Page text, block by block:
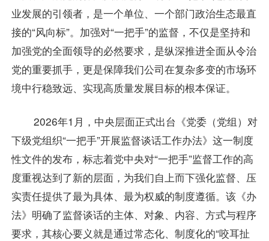
业发展的引领者，是一个单位、一个部门政治生态最直
接的“风向标”。加强对“一把手”的监督，不仅是坚持和
加强党的全面领导的必然要求，是纵深推进全面从令治
党的重要抓手，更是保障我们公司在复杂多变的市场环
境中行稳致远、实现高质量发展目标的根本保证。
2026年1月，中央层面正式出台《党委（党组）对
下级党组织“一把手”开展监督谈话工作办法》这一制度
性文件的发布，标志着党中央对“一把手”监督工作的高
度重视达到了新的层面，为我们自上而下强化监督、压
实责任提供了最为具体、最为权威的制度遵循。该《办
法》明确了监督谈话的主体、对象、内容、方式与程序
要求，其核心要义就是通过常态化、制度化的“咬耳扯